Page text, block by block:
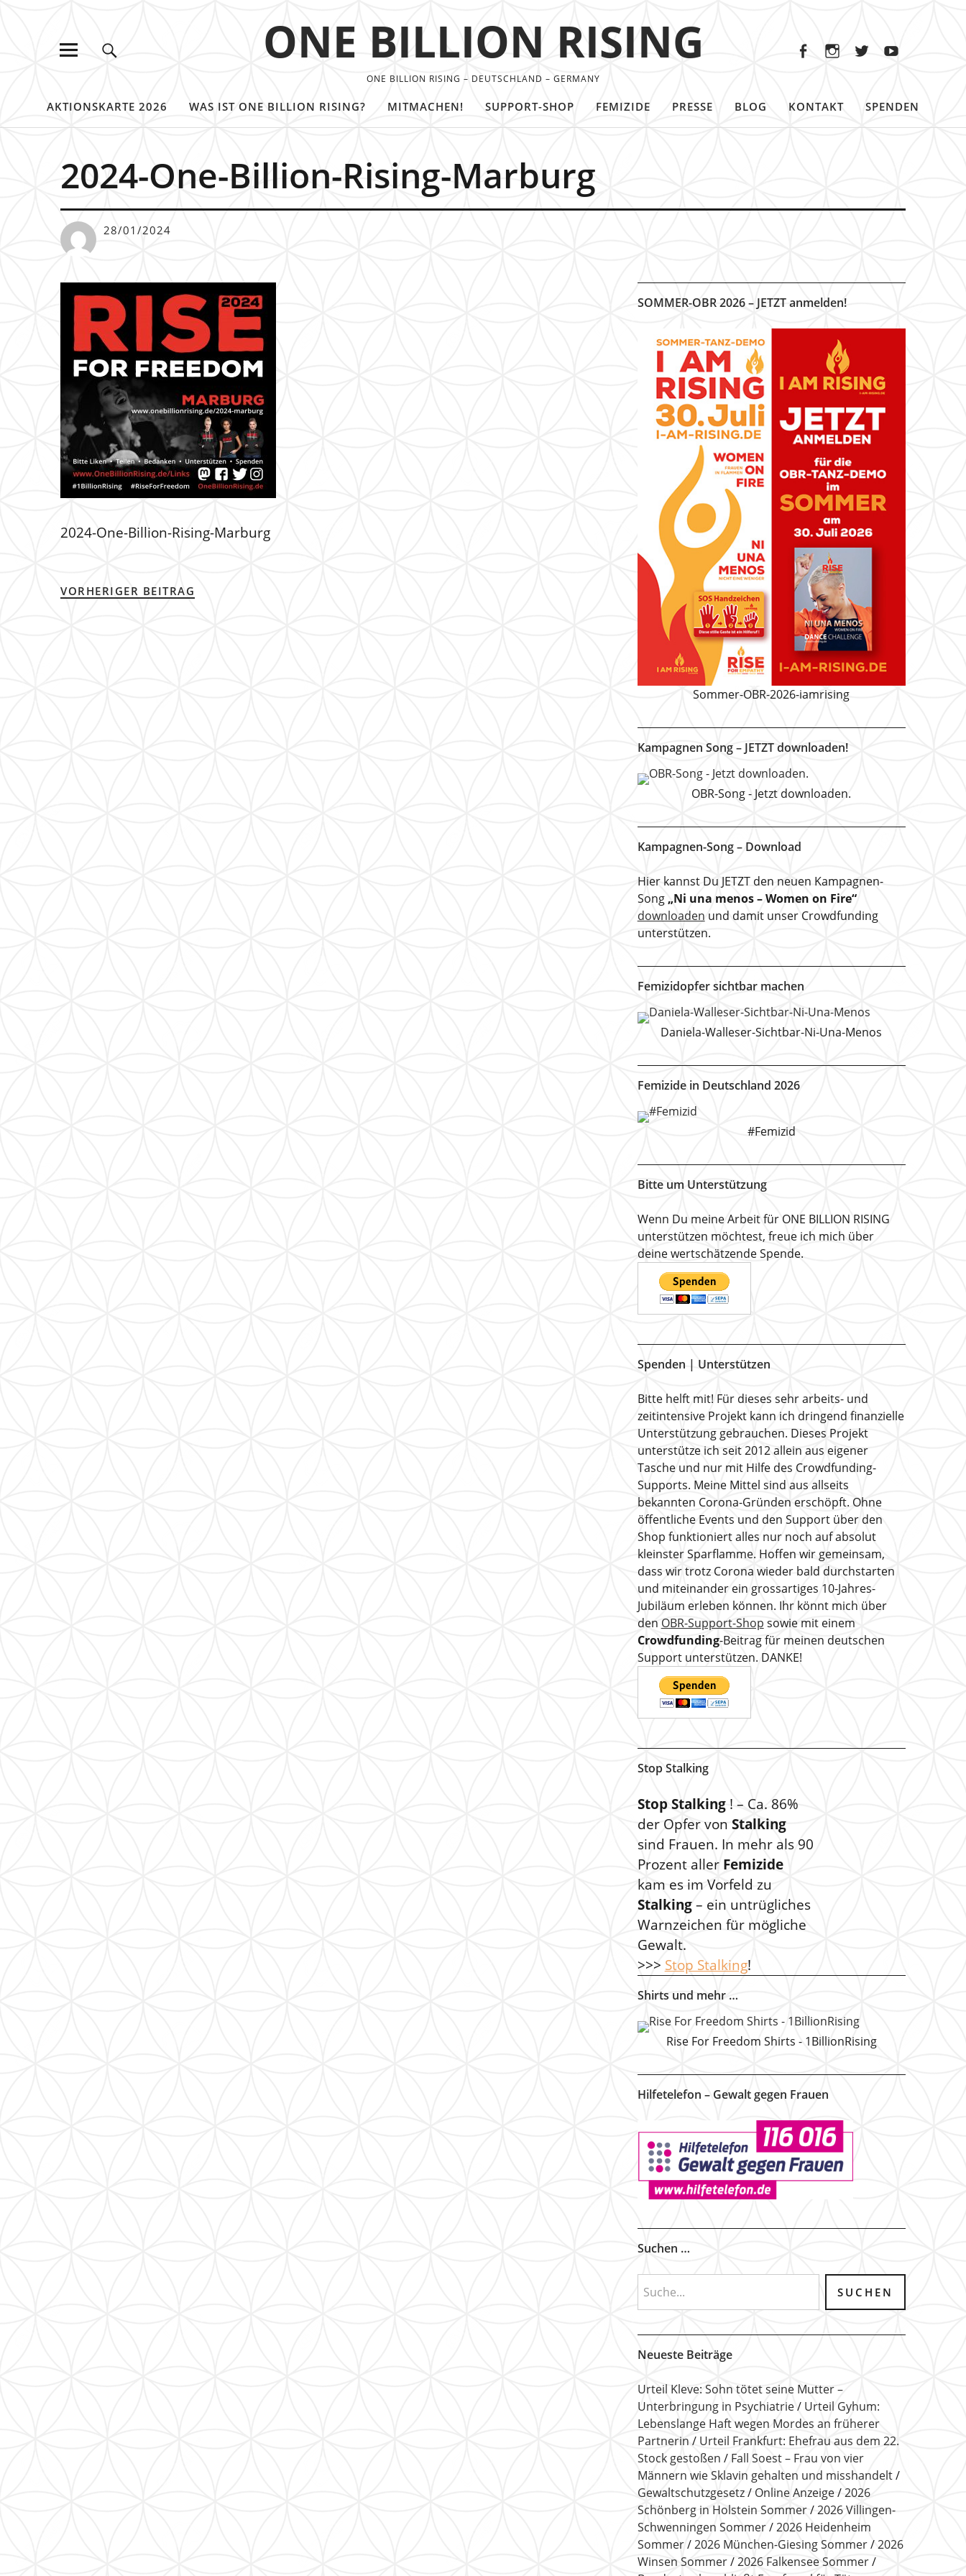
ONE BILLION RISING
ONE BILLION RISING – DEUTSCHLAND – GERMANY
AKTIONSKARTE 2026 WAS IST ONE BILLION RISING? MITMACHEN! SUPPORT-SHOP FEMIZIDE PRESSE BLOG KONTAKT SPENDEN
2024-One-Billion-Rising-Marburg
28/01/2024
2024-One-Billion-Rising-Marburg
VORHERIGER BEITRAG
SOMMER-OBR 2026 – JETZT anmelden!
Sommer-OBR-2026-iamrising
Kampagnen Song – JETZT downloaden!
OBR-Song - Jetzt downloaden.
Kampagnen-Song – Download
Hier kannst Du JETZT den neuen Kampagnen-
Song„Ni una menos – Women on Fire“
downloaden und damit unser Crowdfunding
unterstützen.
Femizidopfer sichtbar machen
Daniela-Walleser-Sichtbar-Ni-Una-Menos
Femizide in Deutschland 2026
#Femizid
Bitte um Unterstützung
Wenn Du meine Arbeit für ONE BILLION RISING
unterstützen möchtest, freue ich mich über
deine wertschätzende Spende.
Spenden | Unterstützen
Bitte helft mit! Für dieses sehr arbeits- und
zeitintensive Projekt kann ich dringend finanzielle
Unterstützung gebrauchen. Dieses Projekt
unterstütze ich seit 2012 allein aus eigener
Tasche und nur mit Hilfe des Crowdfunding-
Supports. Meine Mittel sind aus allseits
bekannten Corona-Gründen erschöpft. Ohne
öffentliche Events und den Support über den
Shop funktioniert alles nur noch auf absolut
kleinster Sparflamme. Hoffen wir gemeinsam,
dass wir trotz Corona wieder bald durchstarten
und miteinander ein grossartiges 10-Jahres-
Jubiläum erleben können. Ihr könnt mich über
den OBR-Support-Shop sowie mit einem
Crowdfunding-Beitrag für meinen deutschen
Support unterstützen. DANKE!
Stop Stalking
Stop Stalking! – Ca. 86%
der Opfer von Stalking
sind Frauen. In mehr als 90
Prozent aller Femizide
kam es im Vorfeld zu
Stalking– ein untrügliches
Warnzeichen für mögliche
Gewalt.
>>> Stop Stalking!
Shirts und mehr …
Rise For Freedom Shirts - 1BillionRising
Hilfetelefon – Gewalt gegen Frauen
Suchen …
Neueste Beiträge
Urteil Kleve: Sohn tötet seine Mutter –
Unterbringung in Psychiatrie
Urteil Gyhum:
Lebenslange Haft wegen Mordes an früherer
Partnerin
Urteil Frankfurt: Ehefrau aus dem 22.
Stock gestoßen
Fall Soest – Frau von vier
Männern wie Sklavin gehalten und misshandelt
Gewaltschutzgesetz
Online Anzeige
2026
Schönberg in Holstein Sommer
2026 Villingen-
Schwenningen Sommer
2026 Heidenheim
Sommer
2026 München-Giesing Sommer
2026
Winsen Sommer
2026 Falkensee Sommer